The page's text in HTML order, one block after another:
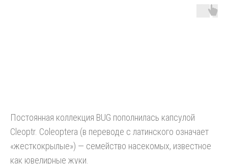
Постоянная коллекция BUG пополнилась капсулой
Cleoptr. Coleoptera (в переводе с латинского означает
«жесткокрылые») — семейство насекомых, известное
как ювелирные жуки.